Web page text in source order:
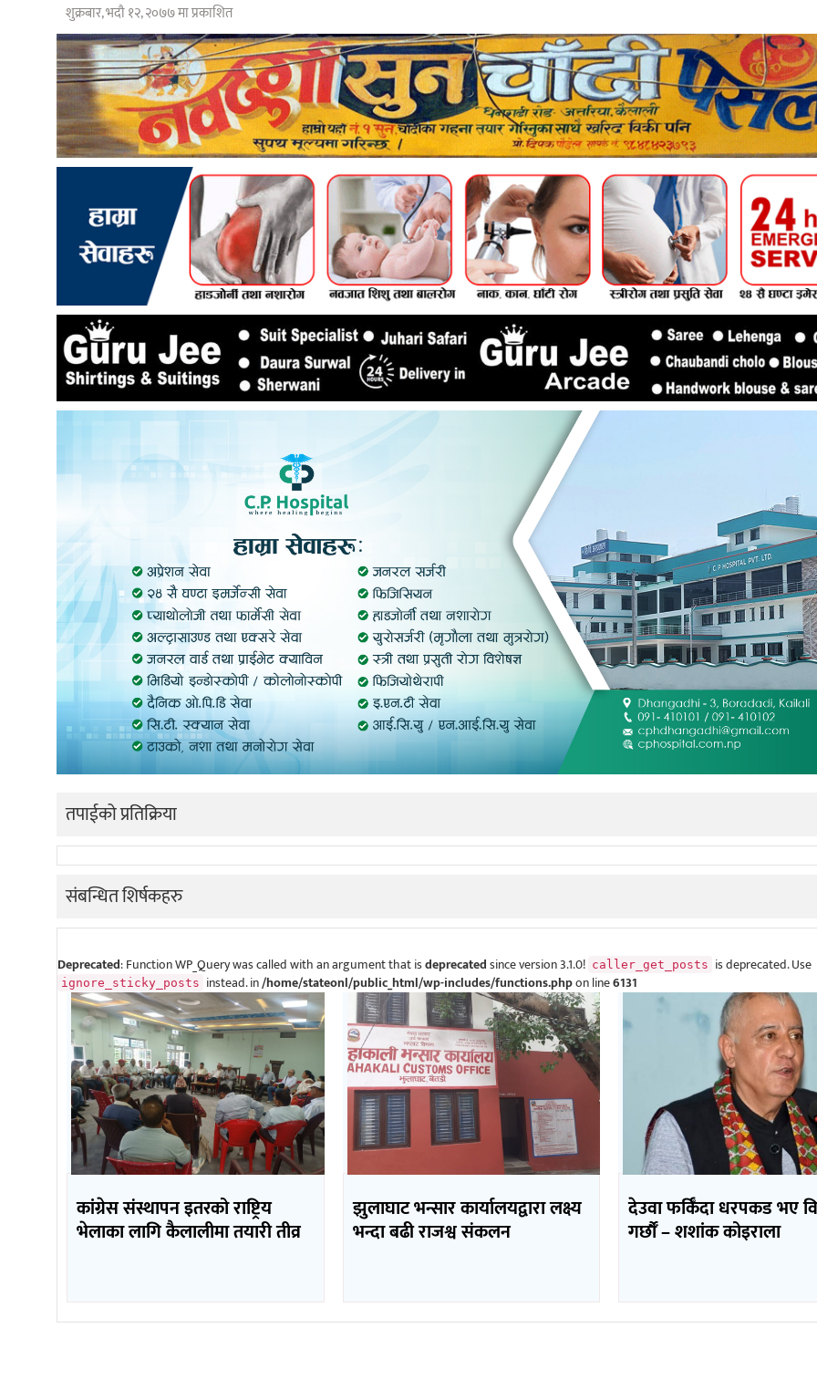
शुक्रबार, भदौ १२, २०७७ मा प्रकाशित
तपाईको प्रतिक्रिया
संबन्धित शिर्षकहरु
Deprecated: Function WP_Query was called with an argument that isdeprecatedsince version 3.1.0! caller_get_posts is deprecated. Use
ignore_sticky_posts instead. in/home/stateonl/public_html/wp-includes/functions.phpon line6131
कांग्रेस संस्थापन इतरको राष्ट्रिय
भेलाका लागि कैलालीमा तयारी तीव्र
झुलाघाट भन्सार कार्यालयद्वारा लक्ष्य
भन्दा बढी राजश्व संकलन
देउवा फर्किँदा धरपकड भए
गर्छौँं – शशांक कोइराला